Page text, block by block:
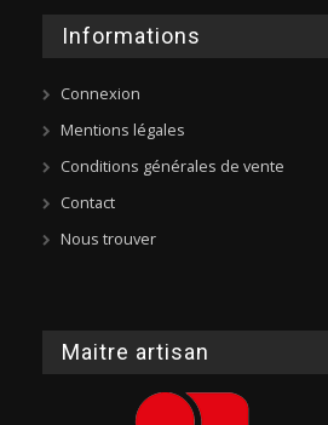
Informations
Connexion
Mentions légales
Conditions générales de vente
Contact
Nous trouver
Maitre artisan